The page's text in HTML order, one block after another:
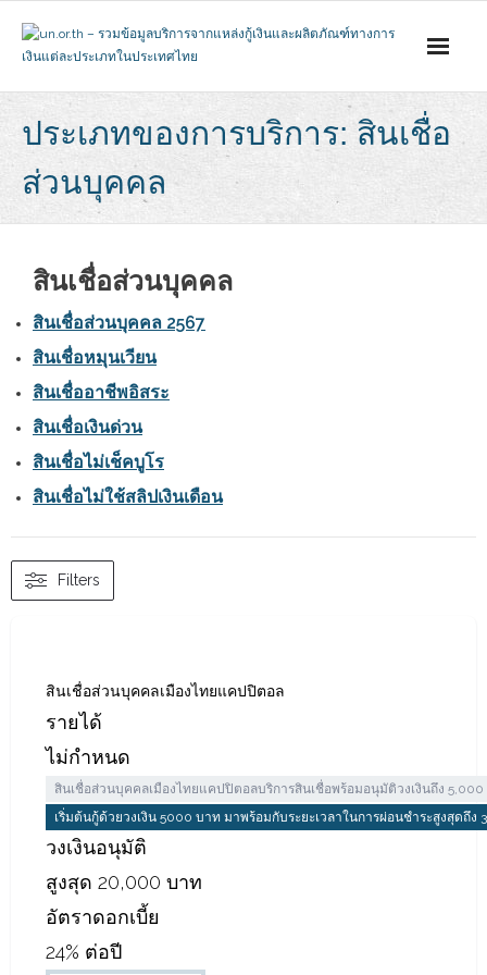
content
ประเภทของการบริการ: สินเชื่อ
ส่วนบุคคล
สินเชื่อส่วนบุคคล
สินเชื่อส่วนบุคคล 2567
สินเชื่อหมุนเวียน
สินเชื่ออาชีพอิสระ
สินเชื่อเงินด่วน
สินเชื่อไม่เช็คบูโร
สินเชื่อไม่ใช้สลิปเงินเดือน
Filters
สินเชื่อส่วนบุคคลเมืองไทยแคปปิตอล
รายได้